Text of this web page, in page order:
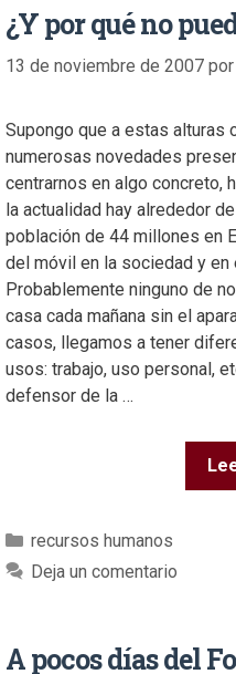
¿Y por qué no
13 de noviembre de 2007 por
Supongo que a estas alturas
numerosas novedades
centrarnos en algo concreto,
la actualidad hay alrededor
población de 44 millones en
del móvil en la sociedad y
Probablemente ninguno de
casa cada mañana sin el
casos, llegamos a tener
usos: trabajo, uso personal,
defensor de la …
recursos humanos
Deja un comentario
A pocos días del